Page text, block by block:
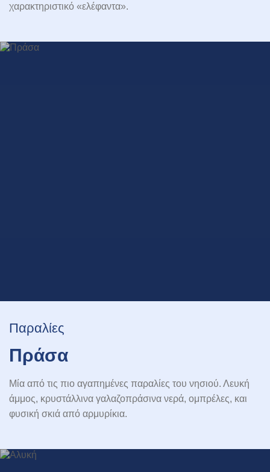
χαρακτηριστικό «ελέφαντα».
Παραλίες
Πράσα
Μία από τις πιο αγαπημένες παραλίες του νησιού. Λευκή
άμμος, κρυστάλλινα γαλαζοπράσινα νερά, ομπρέλες, και
φυσική σκιά από αρμυρίκια.